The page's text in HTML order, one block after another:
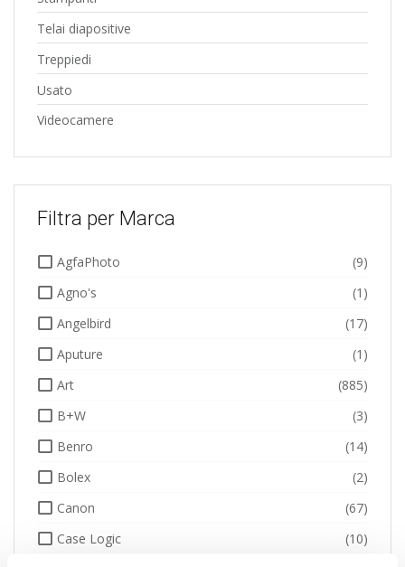
Telai diapositive
Treppiedi
Usato
Videocamere
Filtra per Marca
AgfaPhoto
(9)
Agno's
(1)
Angelbird
(17)
Aputure
(1)
Art
(885)
B+W
(3)
Benro
(14)
Bolex
(2)
Canon
(67)
Case Logic
(10)